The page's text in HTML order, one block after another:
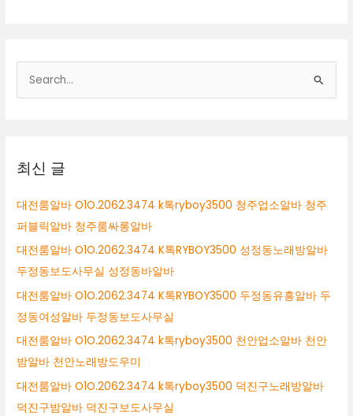
색
최신 글
대전룸알바 O1O.2062.3474 k톡ryboy3500 청주업소알바 청주
퍼블릭알바 청주룸싸롱알바
대전룸알바 O1O.2062.3474 K톡RYBOY3500 성정동노래방알바
두정동보도사무실 성정동바알바
대전룸알바 O1O.2062.3474 K톡RYBOY3500 두정동유흥알바 두
정동여성알바 두정동보도사무실
대전룸알바 O1O.2062.3474 k톡ryboy3500 천안업소알바 천안
밤알바 천안노래방도우미
대전룸알바 O1O.2062.3474 k톡ryboy3500 덕진구노래방알바
덕진구밤알바 덕진구보도사무실